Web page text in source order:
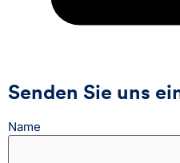
Senden Sie uns
Name